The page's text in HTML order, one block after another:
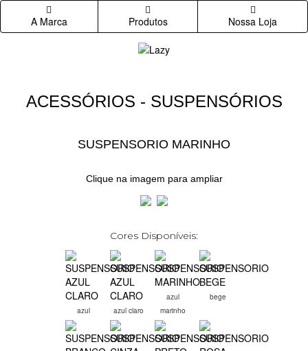
A Marca Produtos Nossa Loja
ACESSÓRIOS - SUSPENSÓRIOS
SUSPENSORIO MARINHO
Clique na imagem para ampliar
Cores Disponíveis:
azul azul claro
azul
marinho
bege